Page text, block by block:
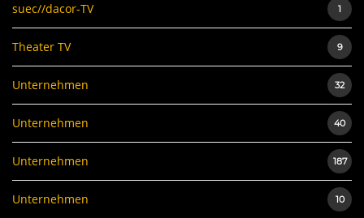
suec//dacor-TV 1
Theater TV 9
Unternehmen 32
Unternehmen 40
Unternehmen 187
Unternehmen 10